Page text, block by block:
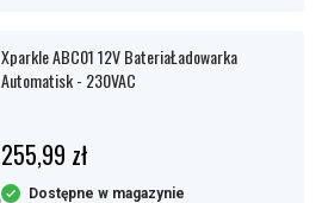
Xparkle ABC01 12V BateriaŁadowarka
Automatisk - 230VAC
255,99 zł
Dostępne w magazynie